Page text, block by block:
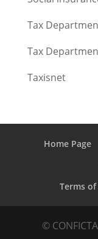
Tax
Tax
Taxisnet
Home Page
Terms
©